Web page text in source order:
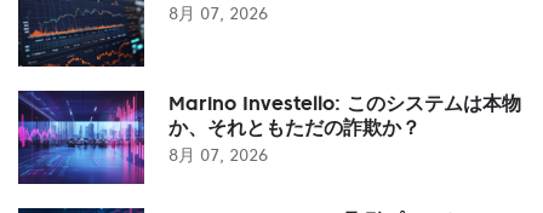
8月 07, 2026
Marino Investello: このシステムは本物
か、それともただの詐欺か？
8月 07, 2026